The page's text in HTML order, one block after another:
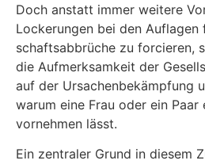
Doch anstatt immer weitere
Lockerungen bei den
schaftsabbrüche zu forcieren,
die Aufmerksamkeit der
auf der Ursachenbekämpfung
warum eine Frau oder ein Paar
vornehmen lässt.
Ein zentraler Grund in diesem